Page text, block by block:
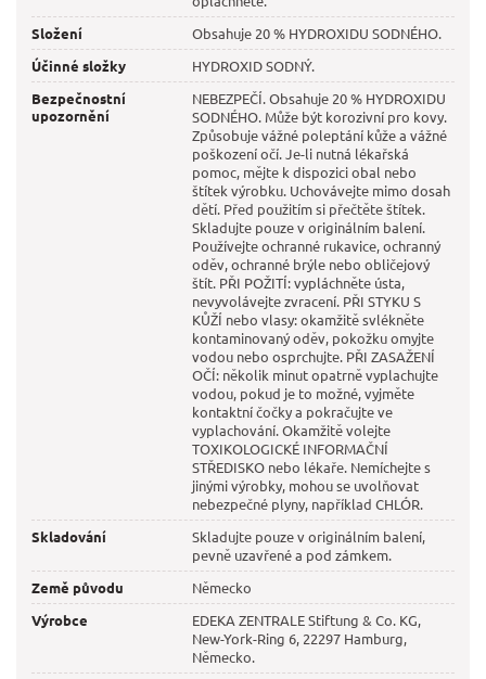
Složení
Obsahuje 20 % HYDROXIDU SODNÉHO.
Účinné složky
HYDROXID SODNÝ.
Bezpečnostní
upozornění
NEBEZPEČÍ. Obsahuje 20 % HYDROXIDU
SODNÉHO. Může být korozivní pro kovy.
Způsobuje vážné poleptání kůže a vážné
poškození očí. Je-li nutná lékařská
pomoc, mějte k dispozici obal nebo
štítek výrobku. Uchovávejte mimo dosah
dětí. Před použitím si přečtěte štítek.
Skladujte pouze v originálním balení.
Používejte ochranné rukavice, ochranný
oděv, ochranné brýle nebo obličejový
štít. PŘI POŽITÍ: vypláchněte ústa,
nevyvolávejte zvracení. PŘI STYKU S
KŮŽÍ nebo vlasy: okamžitě svlékněte
kontaminovaný oděv, pokožku omyjte
vodou nebo osprchujte. PŘI ZASAŽENÍ
OČÍ: několik minut opatrně vyplachujte
vodou, pokud je to možné, vyjměte
kontaktní čočky a pokračujte ve
vyplachování. Okamžitě volejte
TOXIKOLOGICKÉ INFORMAČNÍ
STŘEDISKO nebo lékaře. Nemíchejte s
jinými výrobky, mohou se uvolňovat
nebezpečné plyny, například CHLÓR.
Skladování
Skladujte pouze v originálním balení,
pevně uzavřené a pod zámkem.
Země původu
Německo
Výrobce
EDEKA ZENTRALE Stiftung & Co. KG,
New-York-Ring 6, 22297 Hamburg,
Německo.